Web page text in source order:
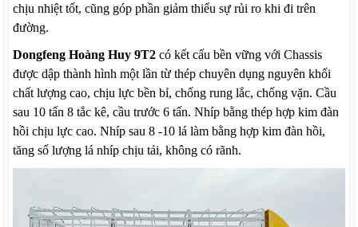
chịu nhiệt tốt, cũng góp phần giảm thiểu sự rủi ro khi đi trên
đường.
Dongfeng Hoàng Huy 9T2 có kết cấu bền vững với Chassis
được dập thành hình một lần từ thép chuyên dụng nguyên khối
chất lượng cao, chịu lực bền bỉ, chống rung lắc, chống vặn. Cầu
sau 10 tấn 8 tắc kê, cầu trước 6 tấn. Nhíp bằng thép hợp kim đàn
hồi chịu lực cao. Nhíp sau 8 -10 lá làm bằng hợp kim đàn hồi,
tăng số lượng lá nhíp chịu tải, không có rãnh.